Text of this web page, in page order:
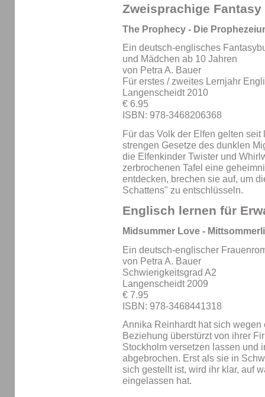
Zweisprachige
The Prophecy - Die
Ein deutsch-englisches
und Mädchen ab 10 Jahren
von Petra A. Bauer
Für erstes / zweites Lernjahr
Langenscheidt 2010
€ 6.95
ISBN: 978-3468206368
Für das Volk der Elfen gelten seit
strengen Gesetze des dunklen
die Elfenkinder Twister und
zerbrochenen Tafel eine
entdecken, brechen sie auf, um
Schattens" zu entschlüsseln.
Englisch lernen für
Midsummer Love -
Ein deutsch-englischer
von Petra A. Bauer
Schwierigkeitsgrad A2
Langenscheidt 2009
€ 7.95
ISBN: 978-3468441318
Annika Reinhardt hat sich wegen
Beziehung überstürzt von ihrer
Stockholm versetzen lassen und
abgebrochen. Erst als sie in
sich gestellt ist, wird ihr klar, auf
eingelassen hat.